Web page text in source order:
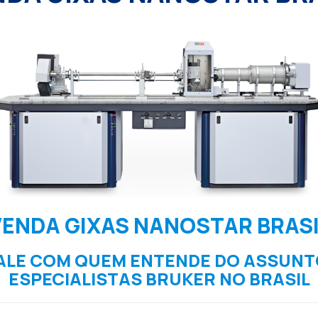
GIXAS NANOSTAR
COM QUEM ENTENDE DO
ESPECIALISTAS BRUKER NO BRASIL